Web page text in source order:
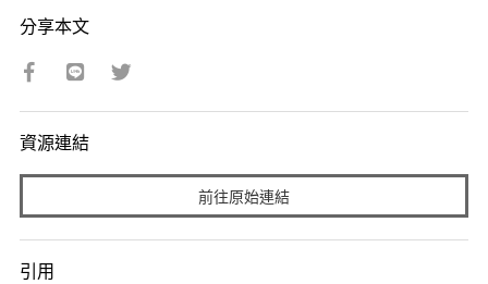
分享本文
資源連結
前往原始連結
引用